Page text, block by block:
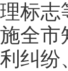
标
全
纠